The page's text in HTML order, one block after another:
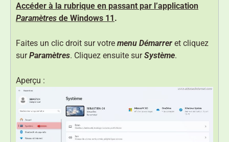
Accéder à la rubrique en passant par l’application
Paramètres de Windows 11.
Faites un clic droit sur votre menu Démarrer et cliquez
surParamètres. Cliquez ensuite surSystème.
Aperçu :